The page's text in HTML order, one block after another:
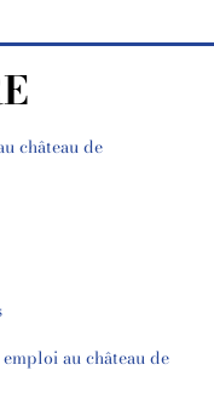
château de
au château de